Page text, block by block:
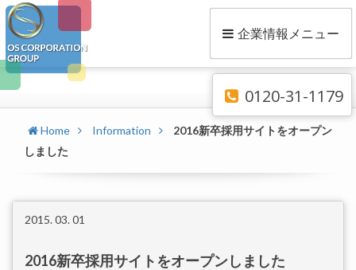
企業情報メニュー
0120-31-1179
Home Information
2016新卒採用サイトをオープン
しました
2015. 03. 01
2016新卒採用サイトをオープンしました